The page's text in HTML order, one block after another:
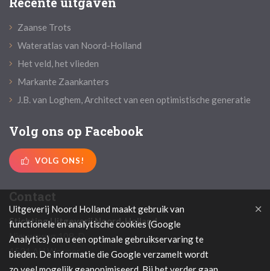
Zaanse Trots
Wateratlas van Noord-Holland
Het veld, het vlieden
Markante Zaankanters
J.B. van Loghem, Architect van een optimistische generatie
Volg ons op Facebook
VOLG ONS!
Contact
Stichting Uitgeverij Noord-Holland
Nieuweweg 108-D
1531 AH Wormer
Uitgeverij Noord Holland maakt gebruik van
functionele en analytische cookies (Google
Analytics) om u een optimale gebruikservaring te
bieden. De informatie die Google verzamelt wordt